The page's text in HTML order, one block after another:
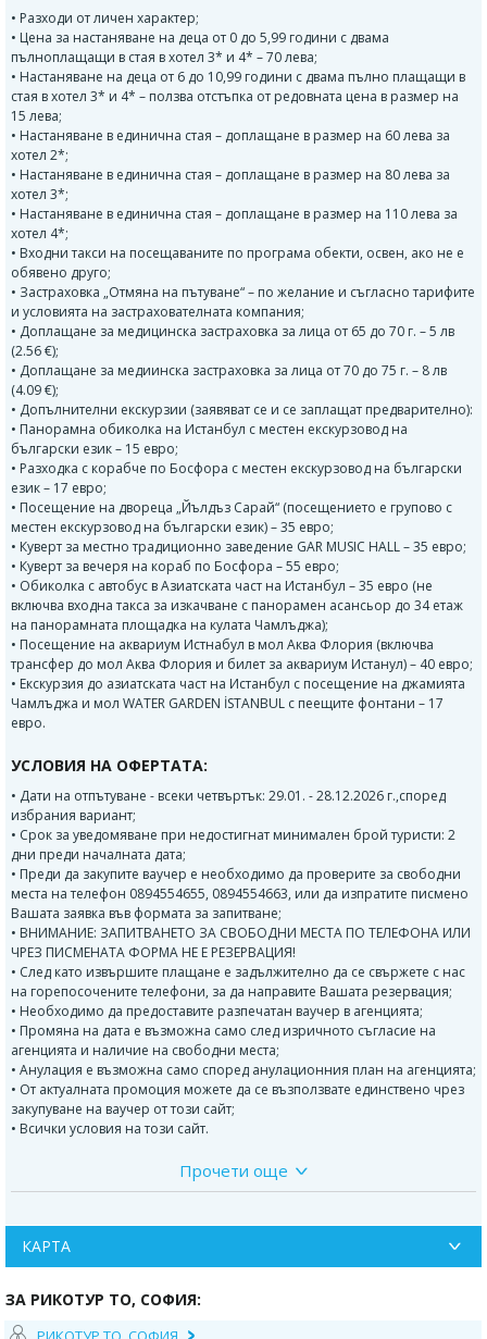
• Разходи от личен характер;
• Цена за настаняване на деца от 0 до 5,99 години с двама
пълноплащащи в стая в хотел 3* и 4* – 70 лева;
• Настаняване на деца от 6 до 10,99 години с двама пълно плащащи в
стая в хотел 3* и 4* – ползва отстъпка от редовната цена в размер на
15 лева;
• Настаняване в единична стая – доплащане в размер на 60 лева за
хотел 2*;
• Настаняване в единична стая – доплащане в размер на 80 лева за
хотел 3*;
• Настаняване в единична стая – доплащане в размер на 110 лева за
хотел 4*;
• Входни такси на посещаваните по програма обекти, освен, ако не е
обявено друго;
• Застраховка „Отмяна на пътуване“ – по желание и съгласно тарифите
и условията на застрахователната компания;
• Доплащане за медицинска застраховка за лица от 65 до 70 г. – 5 лв
(2.56 €);
• Доплащане за медиинска застраховка за лица от 70 до 75 г. – 8 лв
(4.09 €);
• Допълнителни екскурзии (заявяват се и се заплащат предварително):
• Панорамна обиколка на Истанбул с местен екскурзовод на
български език – 15 евро;
• Разходка с корабче по Босфора с местен екскурзовод на български
език – 17 евро;
• Посещение на двореца „Йълдъз Сарай“ (посещението е групово с
местен екскурзовод на български език) – 35 евро;
• Куверт за местно традиционно заведение GAR MUSIC HALL – 35 евро;
• Куверт за вечеря на кораб по Босфора – 55 евро;
• Обиколка с автобус в Азиатската част на Истанбул – 35 евро (не
включва входна такса за изкачване с панорамен асансьор до 34 етаж
на панорамната площадка на кулата Чамлъджа);
• Посещение на аквариум Истнабул в мол Аква Флория (включва
трансфер до мол Аква Флория и билет за аквариум Истанул) – 40 евро;
• Екскурзия до азиатската част на Истанбул с посещение на джамията
Чамлъджа и мол WATER GARDEN İSTANBUL с пеещите фонтани – 17
евро.
УСЛОВИЯ НА ОФЕРТАТА:
• Дати на отпътуване - всеки четвъртък: 29.01. - 28.12.2026 г.,според
избрания вариант;
• Срок за уведомяване при недостигнат минимален брой туристи: 2
дни преди началната дата;
• Преди да закупите ваучер е необходимо да проверите за свободни
места на телефон 0894554655, 0894554663, или да изпратите писмено
Вашата заявка във формата за запитване;
• ВНИМАНИЕ: ЗАПИТВАНЕТО ЗА СВОБОДНИ МЕСТА ПО ТЕЛЕФОНА ИЛИ
ЧРЕЗ ПИСМЕНАТА ФОРМА НЕ Е РЕЗЕРВАЦИЯ!
• След като извършите плащане е задължително да се свържете с нас
на горепосочените телефони, за да направите Вашата резервация;
• Необходимо да предоставите разпечатан ваучер в агенцията;
• Промяна на дата е възможна само след изричното съгласие на
агенцията и наличие на свободни места;
• Анулация е възможна само според анулационния план на агенцията;
• От актуалната промоция можете да се възползвате единствено чрез
закупуване на ваучер от този сайт;
• Всички условия на този сайт.
ЦАРИГРАД- КОНСТАНТИНОПОЛ- ИСТАНБУЛ - ВЕЛИЧЕСТВЕНИЯ
МЕГАПОЛИС НА АЗИЯ И ЕВРОПАГРАД НА ДВА КОНТИНЕНТА!
ПРОГРАМА НА ЕКСКУРЗИЯТА:
1 ден: София - Истанбул
Прочети още
КАРТА
ЗА РИКОТУР TO, СОФИЯ: